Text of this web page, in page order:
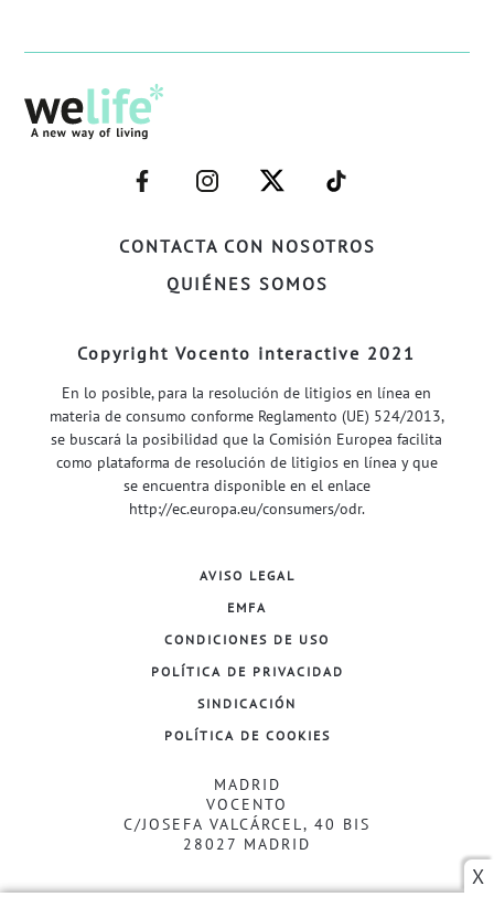
X
CONTACTA CON NOSOTROS
QUIÉNES SOMOS
–
FACEBOOK–
–
INSTAGRAM–
–
TWITTER–
–
WELIFE–
Copyright Vocento interactive 2021
En lo posible, para la resolución de litigios en línea en
materia de consumo conforme Reglamento (UE) 524/2013,
se buscará la posibilidad que la Comisión Europea facilita
como plataforma de resolución de litigios en línea y que
se encuentra disponible en el enlace
http://ec.europa.eu/consumers/odr.
AVISO LEGAL
EMFA
CONDICIONES DE USO
POLÍTICA DE PRIVACIDAD
SINDICACIÓN
POLÍTICA DE COOKIES
MADRID
VOCENTO
C/JOSEFA VALCÁRCEL, 40 BIS
28027 MADRID